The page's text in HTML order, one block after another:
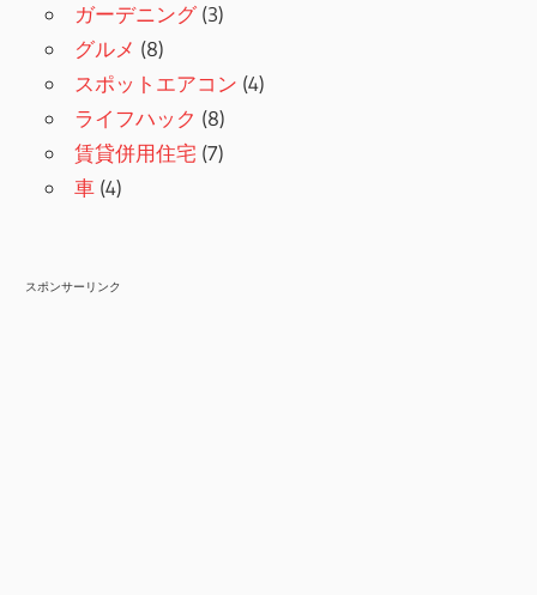
ガーデニング(3)
グルメ (8)
スポットエアコン (4)
ライフハック (8)
賃貸併用住宅 (7)
車 (4)
スポンサーリンク